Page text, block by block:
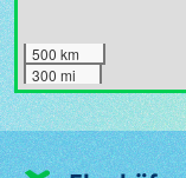
500 km
300 mi